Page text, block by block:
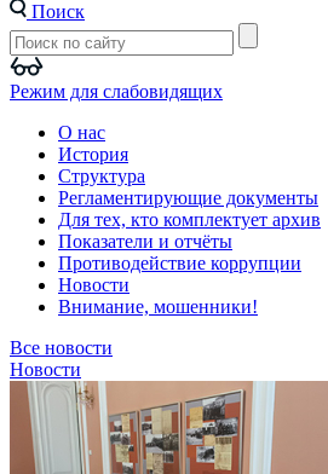
Поиск
Режим для слабовидящих
О нас
История
Структура
Регламентирующие документы
Для тех, кто комплектует архив
Показатели и отчёты
Противодействие коррупции
Новости
Внимание, мошенники!
Все новости
Новости